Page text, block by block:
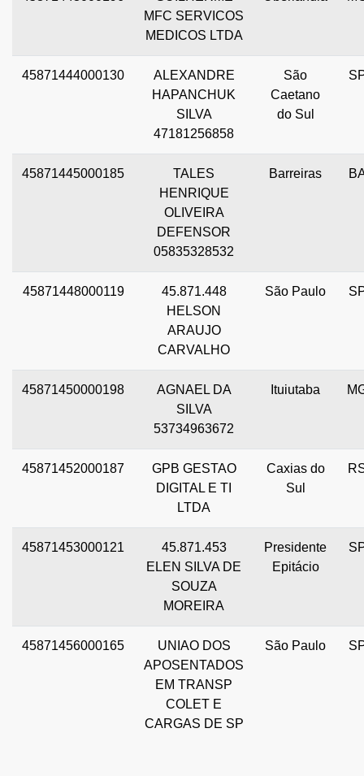
MFC SERVICOS
MEDICOS LTDA
45871444000130
ALEXANDRE
HAPANCHUK
SILVA
47181256858
São
Caetano
do Sul
45871445000185
TALES
HENRIQUE
OLIVEIRA
DEFENSOR
05835328532
Barreiras
45871448000119
45.871.448
HELSON
ARAUJO
CARVALHO
São Paulo
45871450000198
AGNAEL DA
SILVA
53734963672
Ituiutaba
45871452000187
GPB GESTAO
DIGITAL E TI
LTDA
Caxias do
Sul
45871453000121
45.871.453
ELEN SILVA DE
SOUZA
MOREIRA
Presidente
Epitácio
45871456000165
UNIAO DOS
APOSENTADOS
EM TRANSP
COLET E
CARGAS DE SP
São Paulo